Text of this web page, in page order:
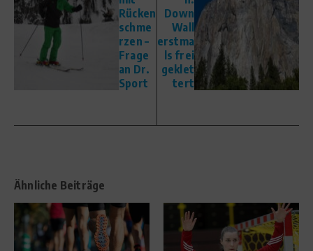
Rücken
schme
rzen –
Frage
an Dr.
Sport
Down
Wall
erstma
ls frei
geklet
tert
Ähnliche Beiträge